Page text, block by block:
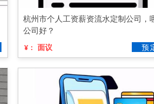
杭州市个人工资薪资流水定制公司，
公司好？
¥： 面议 预